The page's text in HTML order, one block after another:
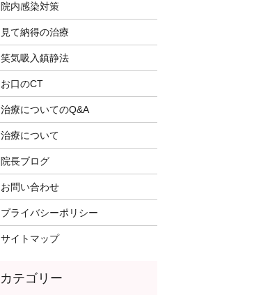
院内感染対策
見て納得の治療
笑気吸入鎮静法
お口のCT
治療についてのQ&A
治療について
院長ブログ
お問い合わせ
プライバシーポリシー
サイトマップ